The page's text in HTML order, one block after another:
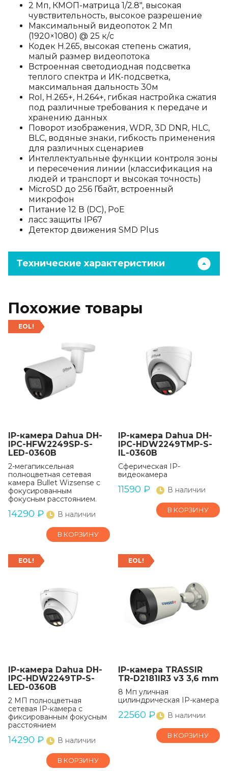
2 Мп, КМОП-матрица 1/2.8", высокая
чувствительность, высокое разрешение
Максимальный видеопоток 2 Мп
(1920×1080) @ 25 к/с
Кодек H.265, высокая степень сжатия,
малый размер видеопотока
Встроенная светодиодная подсветка
теплого спектра и ИК-подсветка,
максимальная дальность 30м
RoI, H.265+, H.264+, гибкая настройка сжатия
под различные требования к передаче и
хранению данных
Поворот изображения, WDR, 3D DNR, HLC,
BLC, водяные знаки, гибкость применения
для различных сценариев
Интеллектуальные функции контроля зоны
и пересечения линии (классификация на
людей и транспорт и высокая точность)
MicroSD до 256 Гбайт, встроенный
микрофон
Питание 12 В (DC), PoE
ласс защиты IP67
Детектор движения SMD Plus
Технические характеристики
Похожие товары
EOL!
IP-камера Dahua DH-
IPC-HFW2249SP-S-
LED-0360B
2-мегапиксельная
полноцветная сетевая
камера Bullet Wizsense с
фокусированным
фокусным расстоянием.
14290 ₽ В наличии
В КОРЗИНУ
IP-камера Dahua DH-
IPC-HDW2249TMP-S-
IL-0360B
Сферическая IP-
видеокамера
11590 ₽ В наличии
В КОРЗИНУ
EOL!
IP-камера Dahua DH-
IPC-HDW2249TP-S-
LED-0360B
2 МП полноцветная
сетевая IP-камера с
фиксированным фокусным
расстоянием
14290 ₽ В наличии
В КОРЗИНУ
EOL!
IP-камера TRASSIR
TR-D2181IR3 v3 3,6 mm
8 Мп уличная
цилиндрическая IP-камера
22560 ₽ В наличии
В КОРЗИНУ